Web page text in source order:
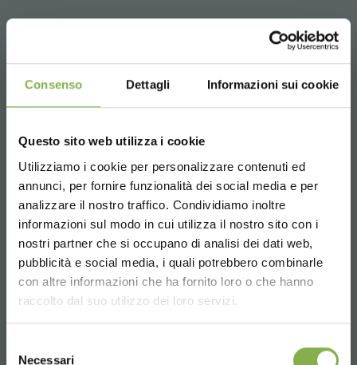
Consenso Dettagli Informazioni sui cookie
Questo sito web utilizza i cookie
Utilizziamo i cookie per personalizzare contenuti ed
annunci, per fornire funzionalità dei social media e per
analizzare il nostro traffico. Condividiamo inoltre
informazioni sul modo in cui utilizza il nostro sito con i
nostri partner che si occupano di analisi dei dati web,
pubblicità e social media, i quali potrebbero combinarle
con altre informazioni che ha fornito loro o che hanno
raccolto dal suo utilizzo dei loro servizi.
Necessari
SET ESCENOGRAFIA - Linea en madera AMOR
Organizzazione Orlandelli propone los juegos de set de
colores diferentes, madera blanqueada y madera
natural. La elección de este material refinado y elegante
le da brillo a su tienda, haciéndola única y original,
memorable para los clientes.
Composed by:
N 2 MESAS 1060 x 2100 mm (H 750 mm)
N 2 MESAS 1060 x 2100 mm (H 550 mm)
N 1 MESA ELEVADA 490 x 2100 mm
PAÑO HUMIDIFICADOR INCLUIDOS
Choose the country you are in and your
language for a better browsing experience
DESCARGAR
FICHA TÉCNICA